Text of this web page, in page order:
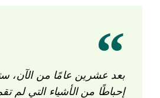
بعد عشرين عامًا من الآن،
إحباطًا من الأشياء التي لم